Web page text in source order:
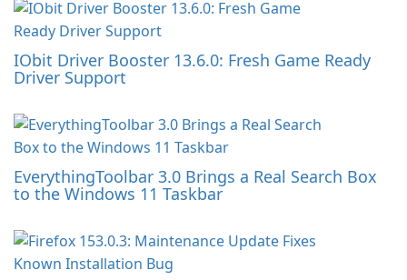
IObit Driver Booster 13.6.0: Fresh Game Ready
Driver Support
EverythingToolbar 3.0 Brings a Real Search Box
to the Windows 11 Taskbar